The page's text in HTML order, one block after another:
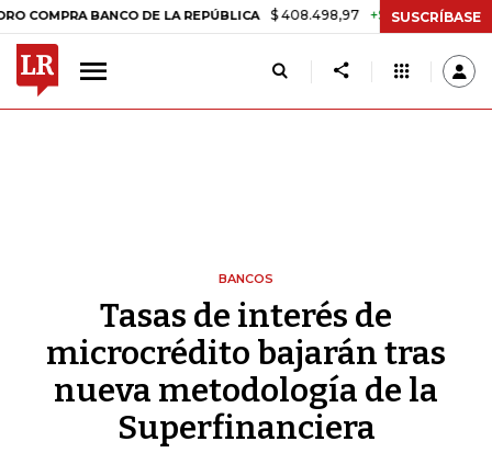
BANCO DE LA REPÚBLICA $ 408.498,97 +$ 8.753,81 +2,19%
SUSCRÍBASE
BANCOS
Tasas de interés de
microcrédito bajarán tras
nueva metodología de la
Superfinanciera